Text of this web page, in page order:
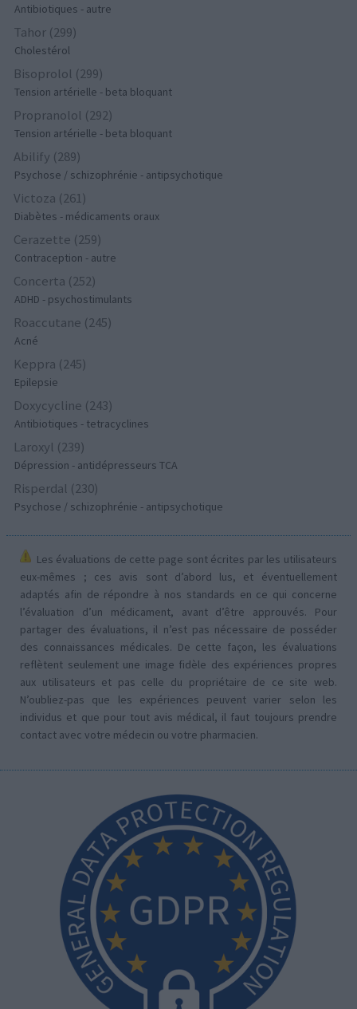
Antibiotiques - autre
Tahor (299)
Cholestérol
Bisoprolol (299)
Tension artérielle - beta bloquant
Propranolol (292)
Tension artérielle - beta bloquant
Abilify (289)
Psychose / schizophrénie - antipsychotique
Victoza (261)
Diabètes - médicaments oraux
Cerazette (259)
Contraception - autre
Concerta (252)
ADHD - psychostimulants
Roaccutane (245)
Acné
Keppra (245)
Epilepsie
Doxycycline (243)
Antibiotiques - tetracyclines
Laroxyl (239)
Dépression - antidépresseurs TCA
Risperdal (230)
Psychose / schizophrénie - antipsychotique
Les évaluations de cette page sont écrites par les utilisateurs
eux-mêmes ; ces avis sont d’abord lus, et éventuellement
adaptés afin de répondre à nos standards en ce qui concerne
l’évaluation d’un médicament, avant d’être approuvés. Pour
partager des évaluations, il n’est pas nécessaire de posséder
des connaissances médicales. De cette façon, les évaluations
reflètent seulement une image fidèle des expériences propres
aux utilisateurs et pas celle du propriétaire de ce site web.
N’oubliez-pas que les expériences peuvent varier selon les
individus et que pour tout avis médical, il faut toujours prendre
contact avec votre médecin ou votre pharmacien.